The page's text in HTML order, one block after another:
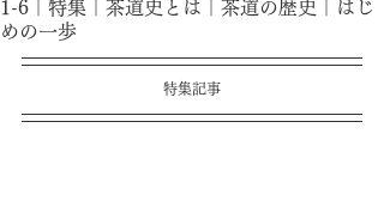
1-6｜特集｜茶道史とは｜茶道の歴史｜はじ
めの一歩
特集記事